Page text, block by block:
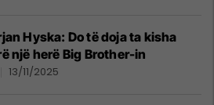
Hyska: Do të doja ta kisha
një herë Big Brother-in
13/11/2025